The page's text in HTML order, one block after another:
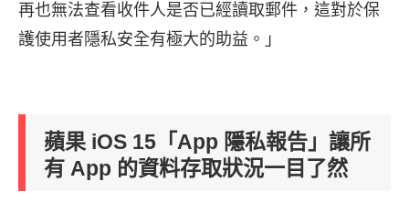
再也無法查看收件人是否已經讀取郵件，這對於保
護使用者隱私安全有極大的助益。」
蘋果 iOS 15「App 隱私報告」讓所
有 App 的資料存取狀況一目了然